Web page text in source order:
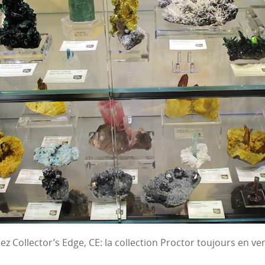
Collector’s Edge, CE: la collection Proctor toujours en